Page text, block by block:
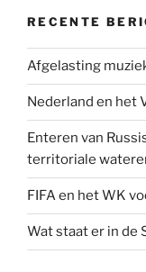
RECENTE
Afgelasting
Nederland en het
Enteren van
territoriale
FIFA en het WK
Wat staat er in de